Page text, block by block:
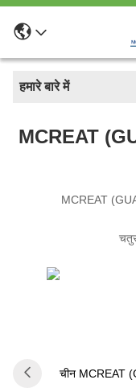
हमारे बारे में
MCREAT
MCREAT
चतुर